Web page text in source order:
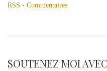
RSS - Commentaires
SOUTENEZ MOI